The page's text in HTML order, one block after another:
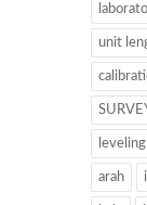
unit
leveling
arah